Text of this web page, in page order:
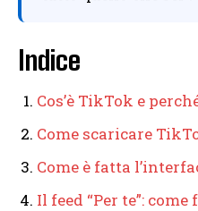
Indice
Cos’è TikTok e
Come scaricare
Come è fatta
Il feed “Per te”: